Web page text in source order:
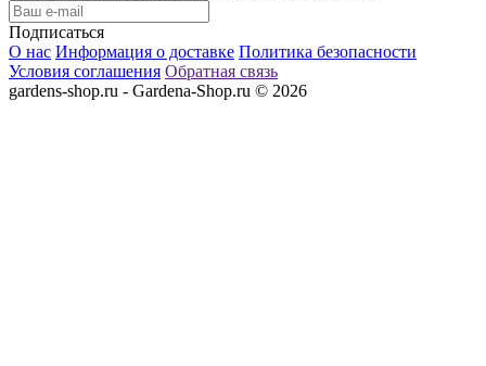
Подписаться
О нас Информация о доставке Политика безопасности
Условия соглашения Обратная связь
gardens-shop.ru - Gardena-Shop.ru © 2026